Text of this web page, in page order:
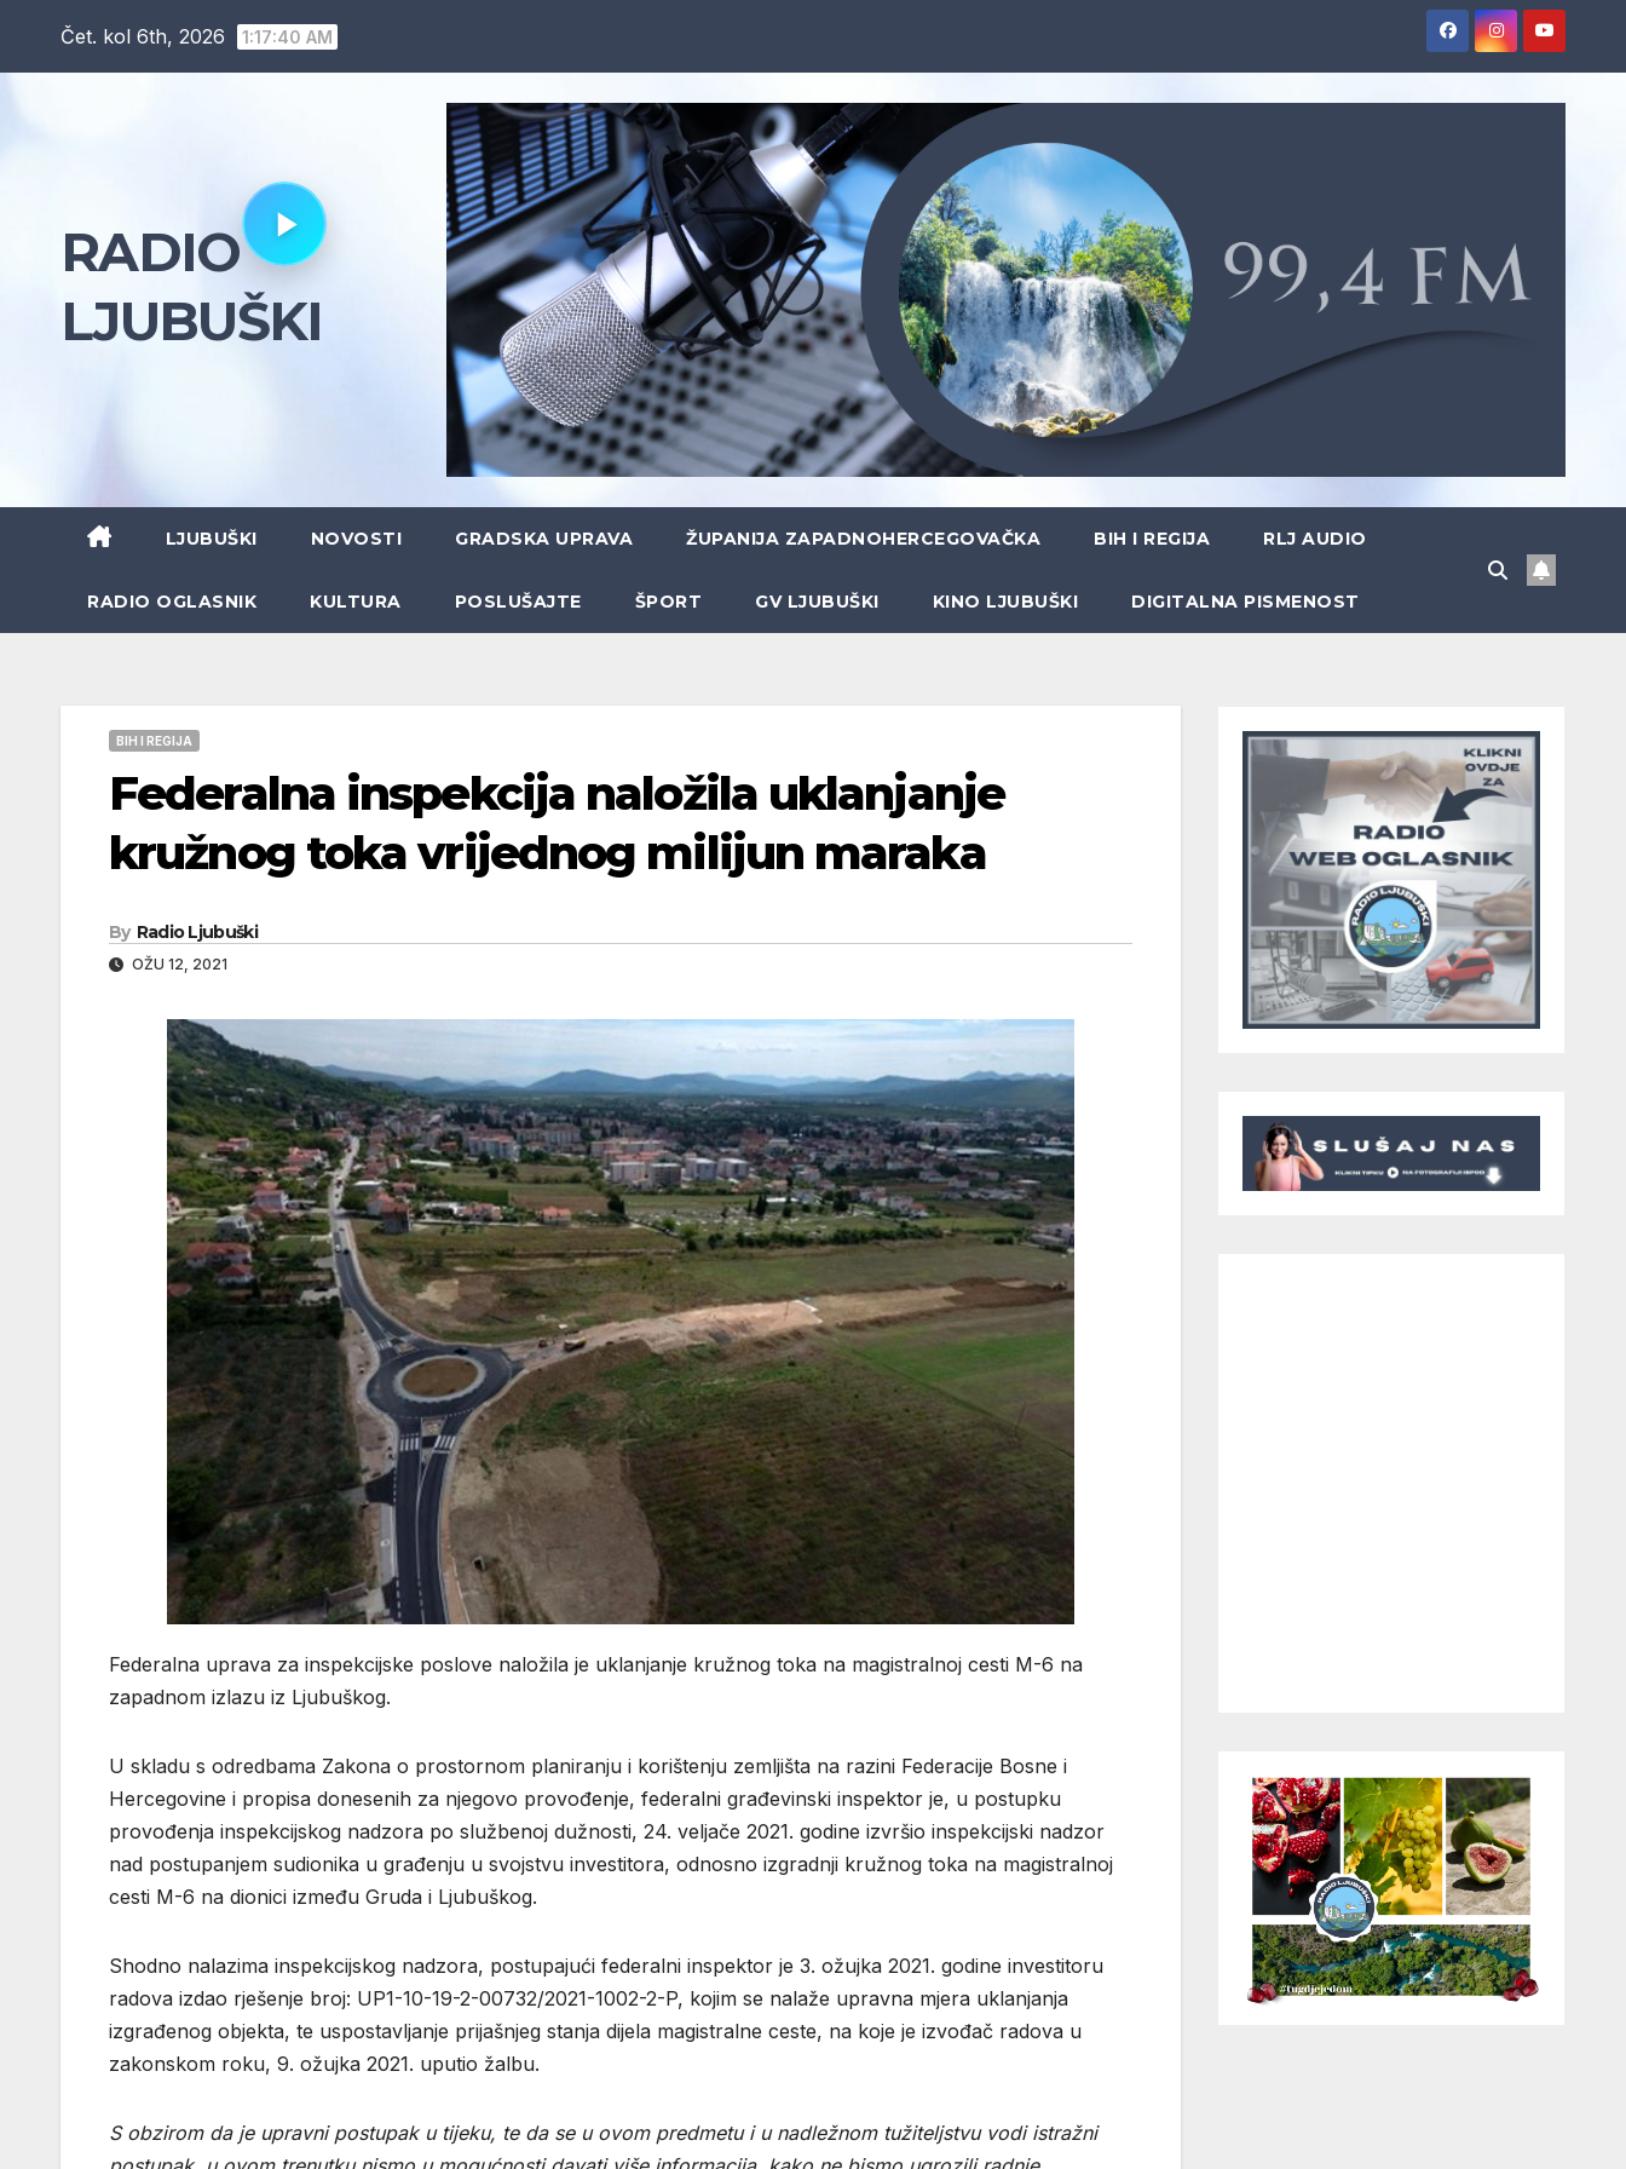
Čet. kol 6th, 2026 1:17:41 AM
RADIO
LJUBUŠKI
LJUBUŠKI NOVOSTI GRADSKA UPRAVA ŽUPANIJA ZAPADNOHERCEGOVAČKA BIH I REGIJA RLJ AUDIO
RADIO OGLASNIK KULTURA POSLUŠAJTE ŠPORT GV LJUBUŠKI KINO LJUBUŠKI DIGITALNA PISMENOST
BIH I REGIJA
Federalna inspekcija naložila uklanjanje
kružnog toka vrijednog milijun maraka
By Radio Ljubuški
OŽU 12, 2021
Federalna uprava za inspekcijske poslove naložila je uklanjanje kružnog toka na magistralnoj cesti M-6 na
zapadnom izlazu iz Ljubuškog.
U skladu s odredbama Zakona o prostornom planiranju i korištenju zemljišta na razini Federacije Bosne i
Hercegovine i propisa donesenih za njegovo provođenje, federalni građevinski inspektor je, u postupku
provođenja inspekcijskog nadzora po službenoj dužnosti, 24. veljače 2021. godine izvršio inspekcijski nadzor
nad postupanjem sudionika u građenju u svojstvu investitora, odnosno izgradnji kružnog toka na magistralnoj
cesti M-6 na dionici između Gruda i Ljubuškog.
Shodno nalazima inspekcijskog nadzora, postupajući federalni inspektor je 3. ožujka 2021. godine investitoru
radova izdao rješenje broj: UP1-10-19-2-00732/2021-1002-2-P, kojim se nalaže upravna mjera uklanjanja
izgrađenog objekta, te uspostavljanje prijašnjeg stanja dijela magistralne ceste, na koje je izvođač radova u
zakonskom roku, 9. ožujka 2021. uputio žalbu.
S obzirom da je upravni postupak u tijeku, te da se u ovom predmetu i u nadležnom tužiteljstvu vodi istražni